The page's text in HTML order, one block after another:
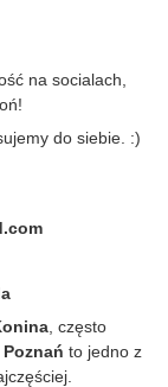
na socialach,
do siebie. :)
, często
Poznań to jedno z